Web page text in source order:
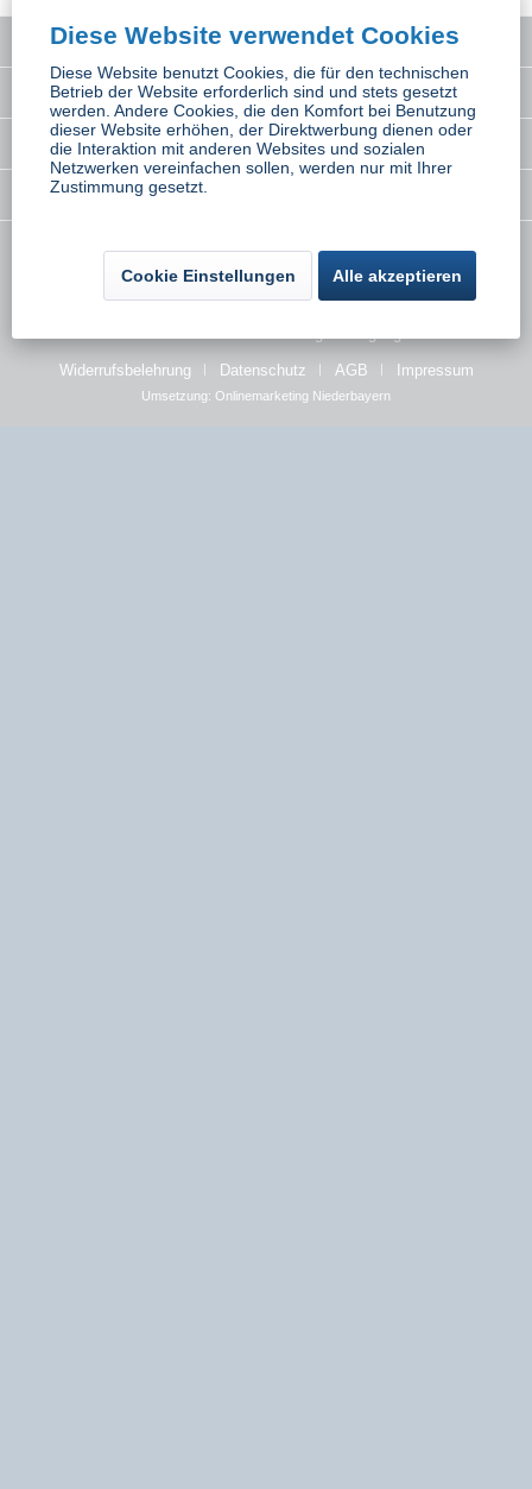
Service Hotline
Interessantes
Rechtliches
Newsletter
anders beschrieben
Widerrufsbelehrung Datenschutz AGB Impressum
Umsetzung: Onlinemarketing Niederbayern
Diese Website verwendet Cookies
Diese Website benutzt Cookies, die für den technischen
Betrieb der Website erforderlich sind und stets gesetzt
werden. Andere Cookies, die den Komfort bei Benutzung
dieser Website erhöhen, der Direktwerbung dienen oder
die Interaktion mit anderen Websites und sozialen
Netzwerken vereinfachen sollen, werden nur mit Ihrer
Zustimmung gesetzt.
Cookie Einstellungen Alle akzeptieren